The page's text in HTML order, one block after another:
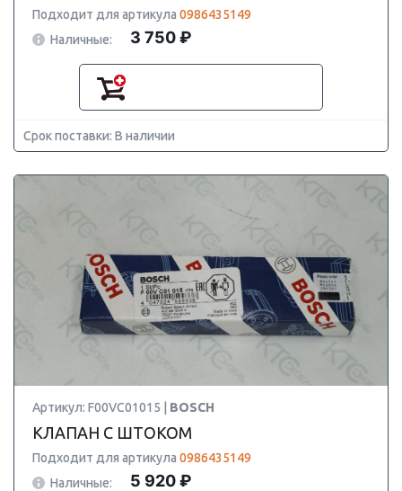
Подходит для артикула 0986435149
Наличные:
3 750 ₽
Срок поставки: В наличии
Артикул: F00VC01015 | BOSCH
КЛАПАН С ШТОКОМ
Подходит для артикула 0986435149
Наличные:
5 920 ₽